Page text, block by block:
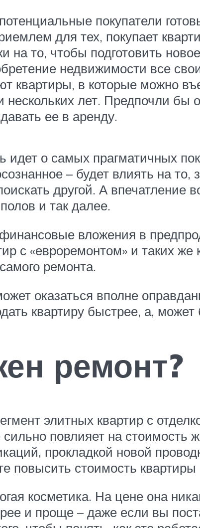
покупатели
для тех, покупает
на то, чтобы подготовить
недвижимости все
квартиры, в которые можно
нескольких лет. Предпочли бы
ее в аренду.
идет о самых прагматичных
– будет влиять на то,
другой. А впечатление
и так далее.
вложения в
с «евроремонтом» и таких
ремонта.
оказаться вполне
квартиру быстрее, а,
ремонт?
элитных квартир с
повлияет на стоимость
прокладкой новой
повысить стоимость квартиры
косметика. На цене она
и проще – даже если вы